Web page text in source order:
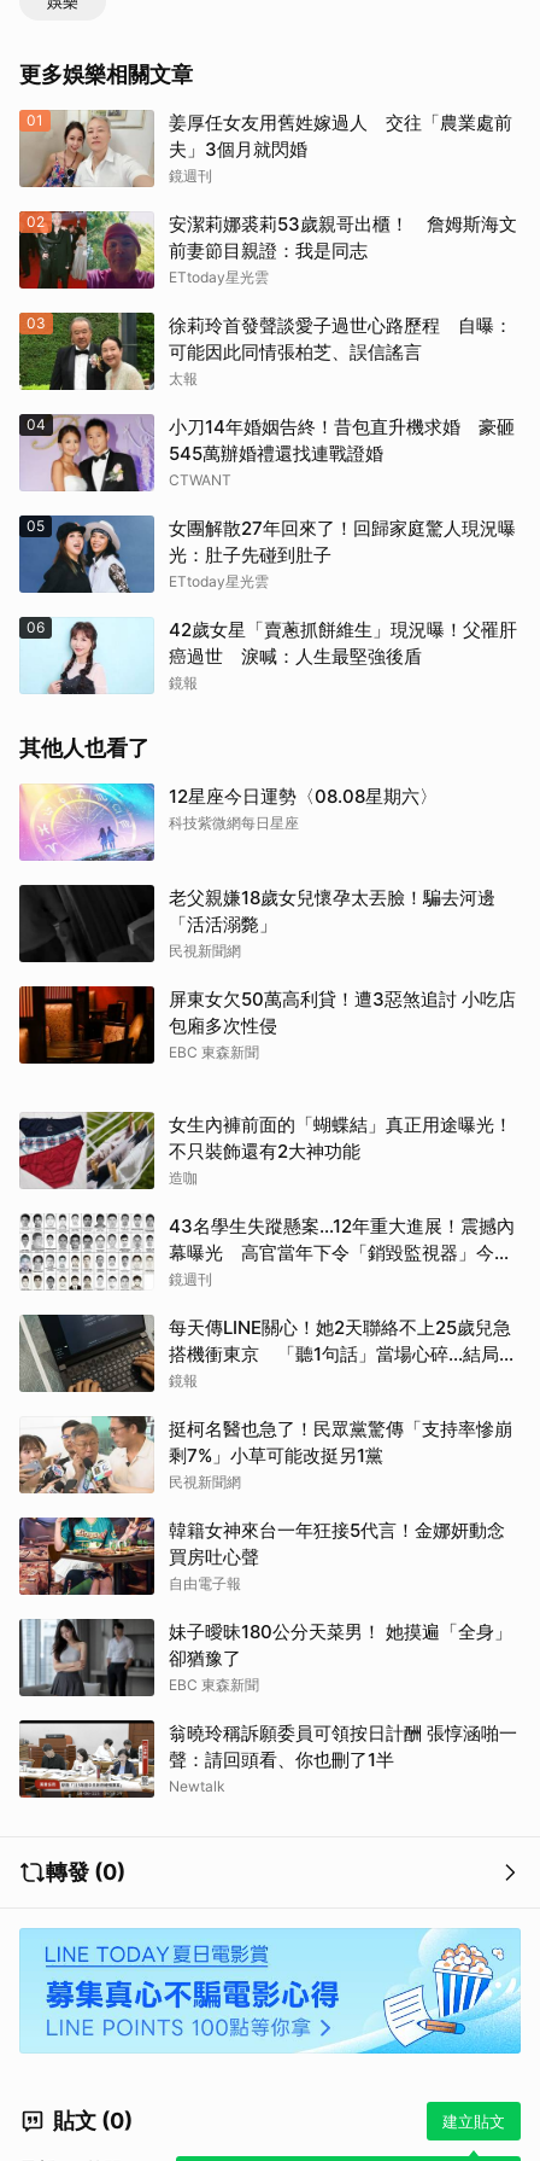
更多娛樂相關文章
01
姜厚任女友用舊姓嫁過人 交往「農業處前
夫」3個月就閃婚
鏡週刊
02
安潔莉娜裘莉53歲親哥出櫃！ 詹姆斯海文
前妻節目親證：我是同志
ETtoday星光雲
03
徐莉玲首發聲談愛子過世心路歷程 自曝：
可能因此同情張柏芝、誤信謠言
太報
04
小刀14年婚姻告終！昔包直升機求婚 豪砸
545萬辦婚禮還找連戰證婚
CTWANT
05
女團解散27年回來了！回歸家庭驚人現況曝
光：肚子先碰到肚子
ETtoday星光雲
06
42歲女星「賣蔥抓餅維生」現況曝！父罹肝
癌過世 淚喊：人生最堅強後盾
鏡報
其他人也看了
12星座今日運勢〈08.08星期六〉
科技紫微網每日星座
老父親嫌18歲女兒懷孕太丟臉！騙去河邊
「活活溺斃」
民視新聞網
屏東女欠50萬高利貸！遭3惡煞追討 小吃店
包廂多次性侵
EBC 東森新聞
女生內褲前面的「蝴蝶結」真正用途曝光！
不只裝飾還有2大神功能
造咖
43名學生失蹤懸案...12年重大進展！震撼內
幕曝光 高官當年下令「銷毀監視器」今遭
逮
鏡週刊
每天傳LINE關心！她2天聯絡不上25歲兒急
搭機衝東京 「聽1句話」當場心碎...結局看
哭網
鏡報
挺柯名醫也急了！民眾黨驚傳「支持率慘崩
剩7%」小草可能改挺另1黨
民視新聞網
韓籍女神來台一年狂接5代言！金娜妍動念
買房吐心聲
自由電子報
妹子曖昧180公分天菜男！ 她摸遍「全身」
卻猶豫了
EBC 東森新聞
翁曉玲稱訴願委員可領按日計酬 張惇涵啪一
聲：請回頭看、你也刪了1半
Newtalk
轉發 (0)
貼文 (0) 建立貼文
取消